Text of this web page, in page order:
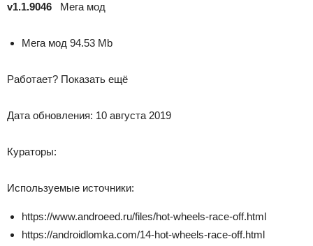
v1.1.9046 Мега мод
Мега мод 94.53 Mb
Работает? Показать ещё
Дата обновления: 10 августа 2019
Кураторы:
Используемые источники:
https://www.androeed.ru/files/hot-wheels-race-off.html
https://androidlomka.com/14-hot-wheels-race-off.html